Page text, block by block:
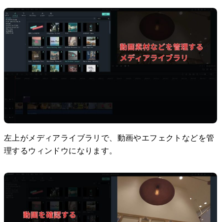
左上がメディアライブラリで、動画やエフェクトなどを管
理するウィンドウになります。